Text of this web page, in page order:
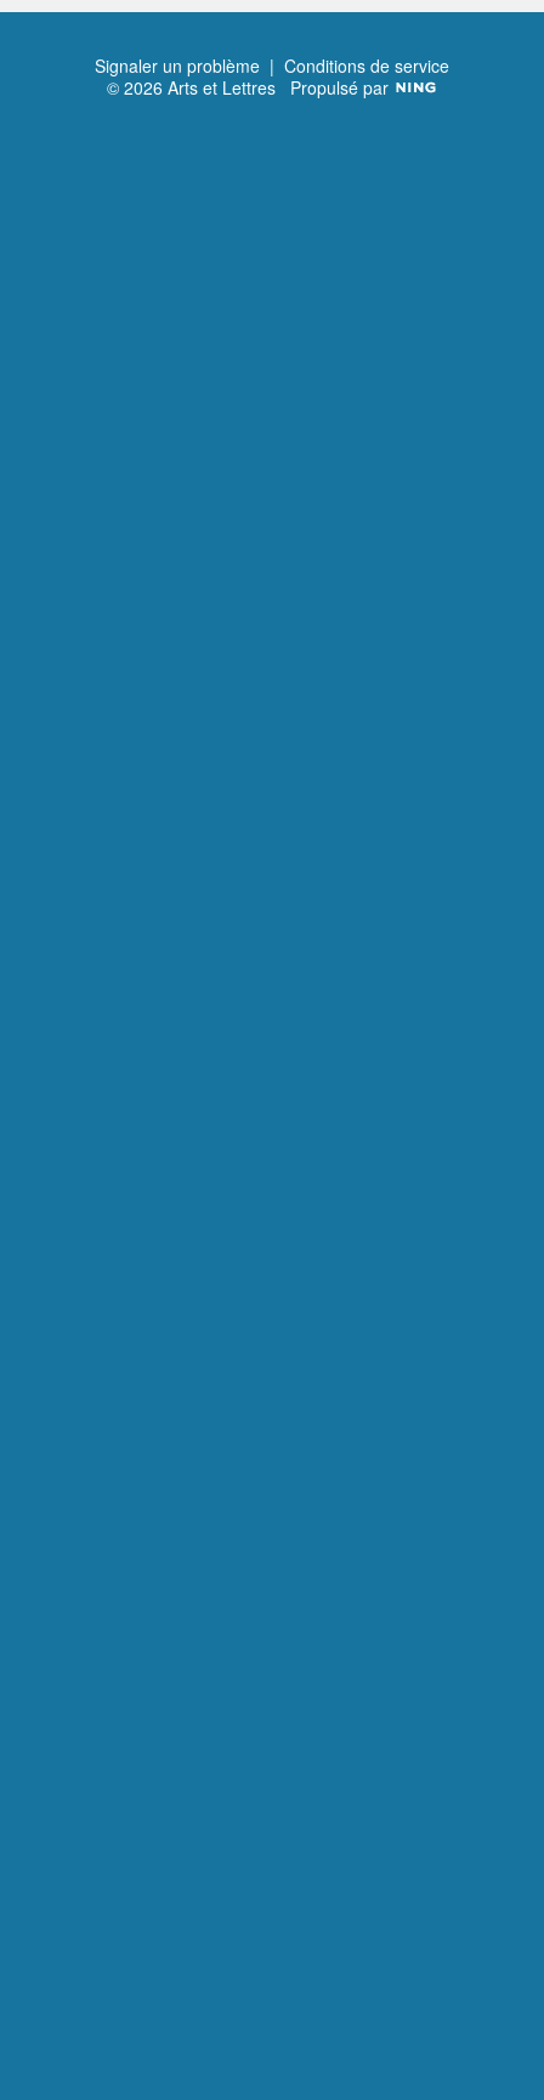
Signaler un problème | Conditions de service
© 2026 Arts et Lettres Propulsé par